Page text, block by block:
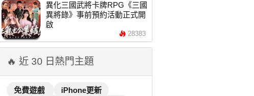
異化三國武將卡牌RPG《三國
異將錄》事前預約活動正式開
啟
28383
🔥 近 30 日熱門主題
免費遊戲
iPhone更新